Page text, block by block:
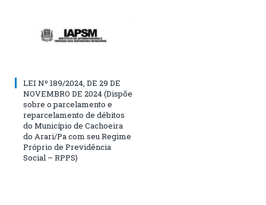
LEI Nº 189/2024, DE 29 DE
NOVEMBRO DE 2024 (Dispõe
sobre o parcelamento e
reparcelamento de débitos
do Município de Cachoeira
do Arari/Pa com seu Regime
Próprio de Previdência
Social – RPPS)